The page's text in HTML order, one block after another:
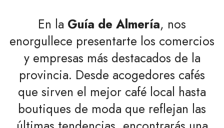
En la Guía de Almería, nos
enorgullece presentarte los comercios
y empresas más destacados de la
provincia. Desde acogedores cafés
que sirven el mejor café local hasta
boutiques de moda que reflejan las